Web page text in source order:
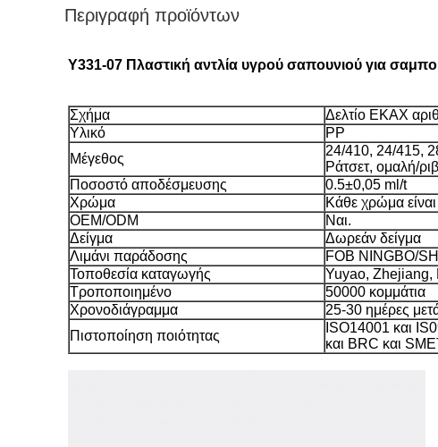
Περιγραφή προϊόντων
Y331-07 Πλαστική αντλία υγρού σαπουνιού για
Σχήμα
Δελτίο ΕΚΑΧ
Υλικό
PP
Μέγεθος
24/410, 24/415,
Ράτσετ, ομαλή/
Ποσοστό αποδέσμευσης
0.5±0,05 ml/t
Χρώμα
Κάθε χρώμα είναι
OEM/ODM
Ναι.
Δείγμα
Δωρεάν δείγμα
Λιμάνι παράδοσης
FOB NINGBO/
Τοποθεσία καταγωγής
Yuyao, Zhejiang,
Τροποποιημένο
50000 κομμάτια
Χρονοδιάγραμμα
25-30 ημέρες
Πιστοποίηση ποιότητας
ISO14001 και
και BRC και